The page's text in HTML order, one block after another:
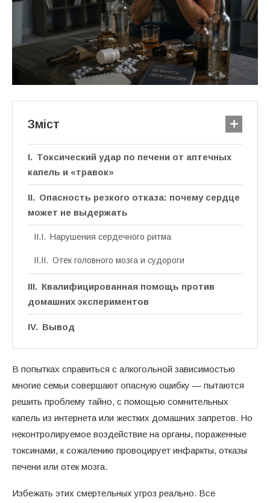
Зміст
Токсический удар по печени от аптечных
капель и «травок»
Опасность резкого отказа: почему сердце
может не выдержать
Нарушения сердечного ритма
Отек головного мозга и судороги
Квалифицированная помощь против
домашних экспериментов
Вывод
В попытках справиться с алкогольной зависимостью
многие семьи совершают опасную ошибку — пытаются
решить проблему тайно, с помощью сомнительных
капель из интернета или жестких домашних запретов. Но
неконтролируемое воздействие на органы, пораженные
токсинами, к сожалению провоцирует инфаркты, отказы
печени или отек мозга.
Избежать этих смертельных угроз реально. Все